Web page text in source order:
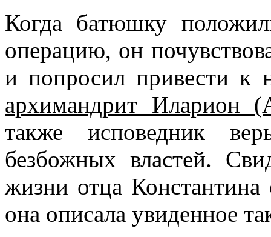
Когда батюшку
операцию, он
и попросил привести к
архимандрит Иларион
также исповедник
безбожных властей.
жизни отца Константина
она описала увиденное